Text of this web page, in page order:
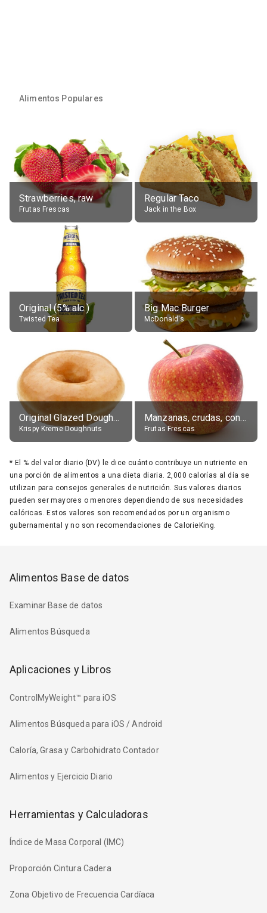
Alimentos Populares
Strawberries, raw
Frutas Frescas
Regular Taco
Jack in the Box
Original (5% alc.)
Twisted Tea
Big Mac Burger
McDonald's
Original Glazed Doughnut
Krispy Kreme Doughnuts
Manzanas, crudas, con piel
Frutas Frescas
* El % del valor diario (DV) le dice cuánto contribuye un nutriente en
una porción de alimentos a una dieta diaria. 2,000 calorías al día se
utilizan para consejos generales de nutrición. Sus valores diarios
pueden ser mayores o menores dependiendo de sus necesidades
calóricas. Estos valores son recomendados por un organismo
gubernamental y no son recomendaciones de CalorieKing.
Alimentos Base de datos
Examinar Base de datos
Alimentos Búsqueda
Aplicaciones y Libros
ControlMyWeight™ para iOS
Alimentos Búsqueda para iOS / Android
Caloría, Grasa y Carbohidrato Contador
Alimentos y Ejercicio Diario
Herramientas y Calculadoras
Índice de Masa Corporal (IMC)
Proporción Cintura Cadera
Zona Objetivo de Frecuencia Cardíaca